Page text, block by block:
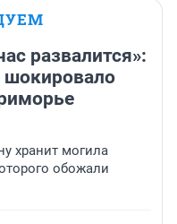
развалится»:
шокировало
хранит могила
обожали